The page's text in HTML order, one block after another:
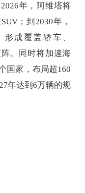
年，阿维塔将
；到2030年，
成覆盖轿车、
。同时将加速海
国家，布局超160
年达到6万辆的规